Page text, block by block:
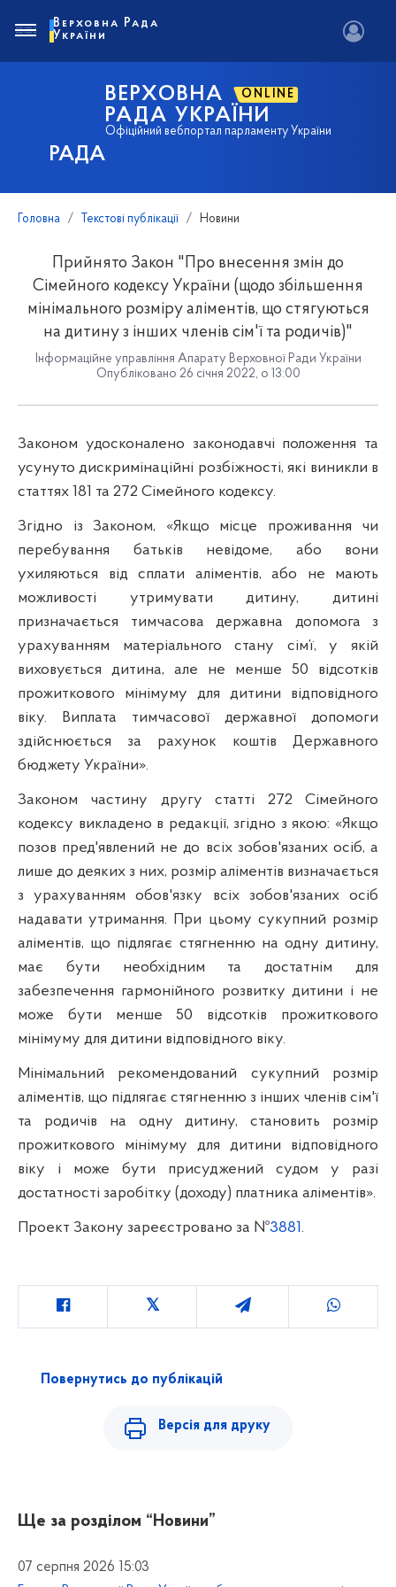
РАДА
ВЕРХОВНА ONLINE
РАДА УКРАЇНИ
Офіційний вебпортал парламенту України
Верховна Рада
України
Головна Текстові публікації Новини
Прийнято Закон "Про внесення змін до
Сімейного кодексу України (щодо збільшення
мінімального розміру аліментів, що стягуються
на дитину з інших членів сім'ї та родичів)"
Інформаційне управління Апарату Верховної Ради України
Опубліковано 26 січня 2022, о 13:00
Законом удосконалено законодавчі положення та
усунуто дискримінаційні розбіжності, які виникли в
статтях 181 та 272 Сімейного кодексу.
Згідно із Законом, «Якщо місце проживання чи
перебування батьків невідоме, або вони
ухиляються від сплати аліментів, або не мають
можливості утримувати дитину, дитині
призначається тимчасова державна допомога з
урахуванням матеріального стану сім’ї, у якій
виховується дитина, але не менше 50 відсотків
прожиткового мінімуму для дитини відповідного
віку. Виплата тимчасової державної допомоги
здійснюється за рахунок коштів Державного
бюджету України».
Законом частину другу статті 272 Сімейного
кодексу викладено в редакції, згідно з якою: «Якщо
позов пред'явлений не до всіх зобов'язаних осіб, а
лише до деяких з них, розмір аліментів визначається
з урахуванням обов'язку всіх зобов'язаних осіб
надавати утримання. При цьому сукупний розмір
аліментів, що підлягає стягненню на одну дитину,
має бути необхідним та достатнім для
забезпечення гармонійного розвитку дитини і не
може бути менше 50 відсотків прожиткового
мінімуму для дитини відповідного віку.
Мінімальний рекомендований сукупний розмір
аліментів, що підлягає стягненню з інших членів сім'ї
та родичів на одну дитину, становить розмір
прожиткового мінімуму для дитини відповідного
віку і може бути присуджений судом у разі
достатності заробітку (доходу) платника аліментів».
Проект Закону зареєстровано за №3881.
Повернутись до публікацій
Версія для друку
Ще за розділом “Новини”
07 серпня 2026 15:03